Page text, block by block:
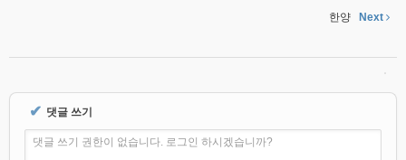
한양 Next
✔ 댓글 쓰기
댓글 쓰기 권한이 없습니다. 로그인 하시겠습니까?